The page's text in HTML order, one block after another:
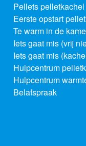
Pellets pelletkachel
Eerste opstart
Te warm in de
Iets gaat mis (vrij
Iets gaat mis
Hulpcentrum
Hulpcentrum
Belafspraak